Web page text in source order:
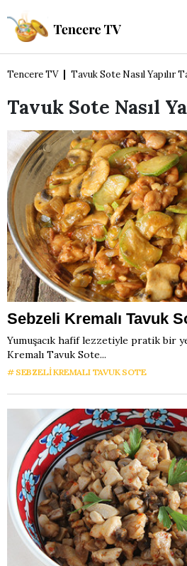
Tencere TV Tavuk Sote Nasıl Yapılır
Tavuk Sote Nasıl
Sebzeli Kremalı Tavuk
Yumuşacık hafif lezzetiyle pratik bir
Kremalı Tavuk Sote...
SEBZELI KREMALI TAVUK SOTE